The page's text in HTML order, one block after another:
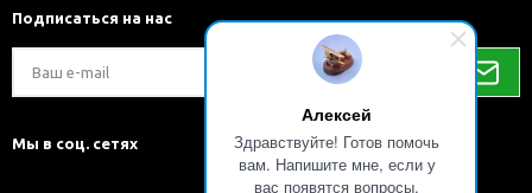
Алексей
Здравствуйте! Готов помочь
вам. Напишите мне, если у
вас появятся вопросы.
Подписаться на нас
Мы в соц. сетях